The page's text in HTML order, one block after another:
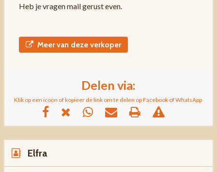
Heb je vragen mail gerust even.
Meer van deze verkoper
Delen via:
Klik op een icoon of kopieer de link om te delen op Facebook of WhatsApp
Elfra